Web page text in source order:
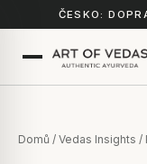
ČESKO:
Domů / Vedas Insights /